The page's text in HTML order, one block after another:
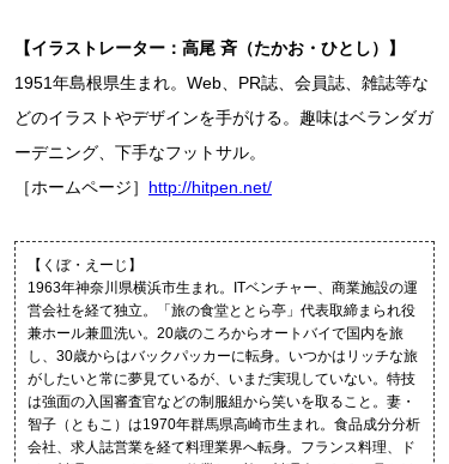
【イラストレーター：高尾 斉（たかお・ひとし）】
1951年島根県生まれ。Web、PR誌、会員誌、雑誌等な
どのイラストやデザインを手がける。趣味はベランダガ
ーデニング、下手なフットサル。
［ホームページ］ http://hitpen.net/
【くぼ・えーじ】
1963年神奈川県横浜市生まれ。ITベンチャー、商業施設の運
営会社を経て独立。「旅の食堂ととら亭」代表取締まられ役
兼ホール兼皿洗い。20歳のころからオートバイで国内を旅
し、30歳からはバックパッカーに転身。いつかはリッチな旅
がしたいと常に夢見ているが、いまだ実現していない。特技
は強面の入国審査官などの制服組から笑いを取ること。妻・
智子（ともこ）は1970年群馬県高崎市生まれ。食品成分分析
会社、求人誌営業を経て料理業界へ転身。フランス料理、ド